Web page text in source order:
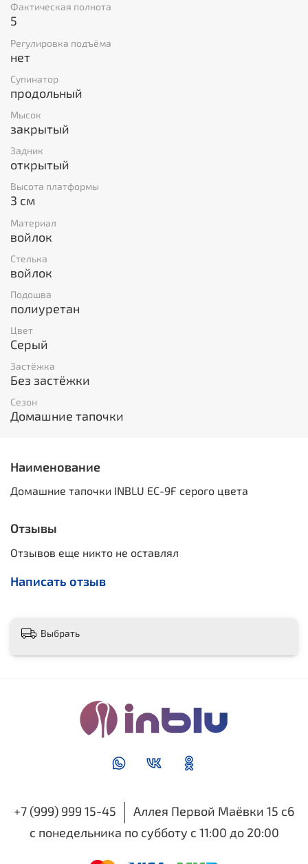
Фактическая полнота
5
Регулировка подъёма
нет
Супинатор
продольный
Мысок
закрытый
Задник
открытый
Высота платформы
3 см
Материал
войлок
Стелька
войлок
Подошва
полиуретан
Цвет
Серый
Застёжка
Без застёжки
Сезон
Домашние тапочки
Наименование
Домашние тапочки INBLU EC-9F серого цвета
Отзывы
Отзывов еще никто не оставлял
Написать отзыв
Выбрать
+7 (999) 999 15-45
Аллея Первой Маёвки 15 с6
с понедельника по субботу с 11:00 до 20:00